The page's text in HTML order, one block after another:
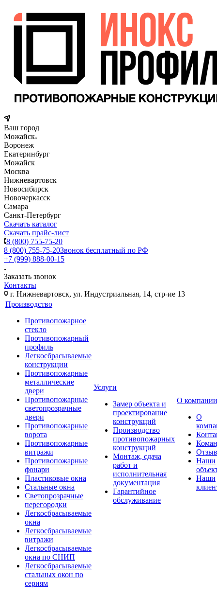
Ваш город
Можайск
Воронеж
Екатеринбург
Можайск
Москва
Нижневартовск
Новосибирск
Новочеркасск
Самара
Санкт-Петербург
Скачать каталог
Скачать прайс-лист
8 (800) 755-75-20
8 (800) 755-75-20Звонок бесплатный по РФ
+7 (999) 888-00-15
Заказать звонок
Контакты
г. Нижневартовск, ул. Индустриальная, 14, стр-ие 13
Производство
Противопожарное
стекло
Противопожарный
профиль
Легкосбрасываемые
конструкции
Противопожарные
металлические
двери
Противопожарные
светопрозрачные
двери
Противопожарные
ворота
Противопожарные
витражи
Противопожарные
фонари
Пластиковые окна
Стальные окна
Светопрозрачные
перегородки
Легкосбрасываемые
окна
Легкосбрасываемые
витражи
Легкосбрасываемые
окна по СНИП
Легкосбрасываемые
стальных окон по
сериям
Услуги
Замер объекта и
проектирование
конструкций
Производство
противопожарных
конструкций
Монтаж, сдача
работ и
исполнительная
документация
Гарантийное
обслуживание
О компании
О
Наши
Наши